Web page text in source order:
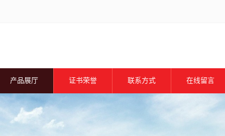
产品展厅 证书荣誉 联系方式 在线留言